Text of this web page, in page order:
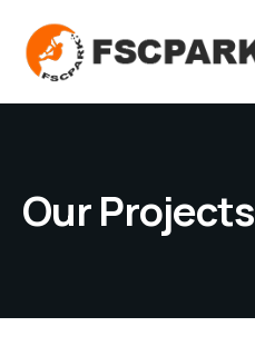
Our Projects